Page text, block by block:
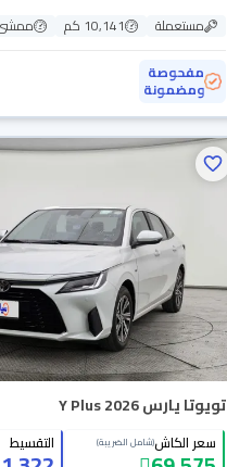
مستعملة 10,141 كم
مفحوصة
ومضمونة
تويوتا يارس Y Plus 2026
سعر الكاش(شامل الضريبة) التقسيط